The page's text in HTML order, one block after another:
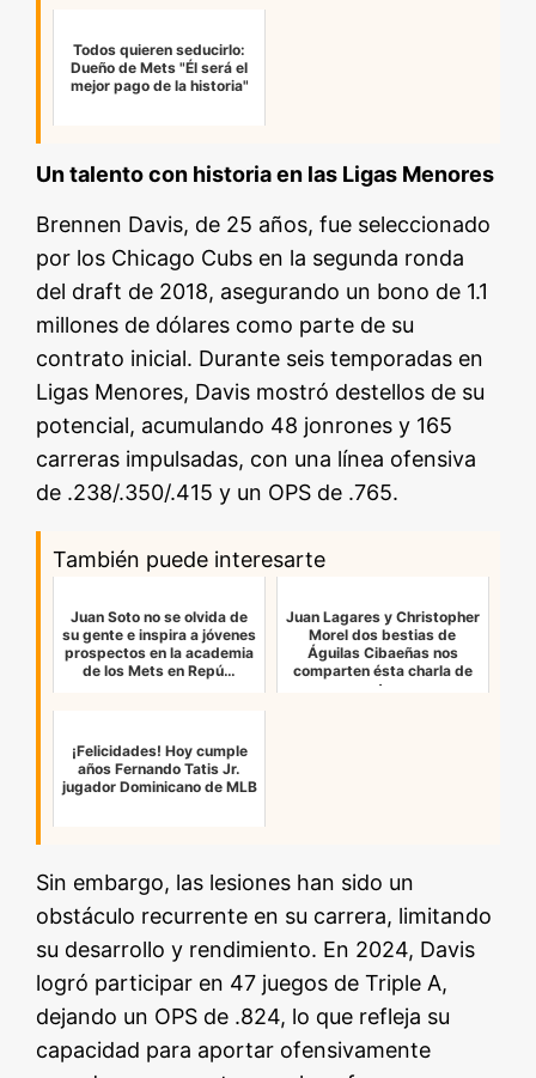
Todos quieren seducirlo:
Dueño de Mets "Él será el
mejor pago de la historia"
Un talento con historia en las Ligas Menores
Brennen Davis, de 25 años, fue seleccionado
por los Chicago Cubs en la segunda ronda
del draft de 2018, asegurando un bono de 1.1
millones de dólares como parte de su
contrato inicial. Durante seis temporadas en
Ligas Menores, Davis mostró destellos de su
potencial, acumulando 48 jonrones y 165
carreras impulsadas, con una línea ofensiva
de .238/.350/.415 y un OPS de .765.
También puede interesarte
Juan Soto no se olvida de
su gente e inspira a jóvenes
prospectos en la academia
de los Mets en Repú…
Juan Lagares y Christopher
Morel dos bestias de
Águilas Cibaeñas nos
comparten ésta charla de
vestua…
¡Felicidades! Hoy cumple
años Fernando Tatis Jr.
jugador Dominicano de MLB
Sin embargo, las lesiones han sido un
obstáculo recurrente en su carrera, limitando
su desarrollo y rendimiento. En 2024, Davis
logró participar en 47 juegos de Triple A,
dejando un OPS de .824, lo que refleja su
capacidad para aportar ofensivamente